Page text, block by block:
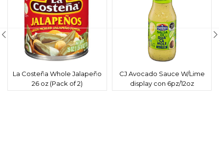
La Costeña Whole Jalapeño
26 oz (Pack of 2)
CJ Avocado Sauce W/Lime
display con 6pz/12oz